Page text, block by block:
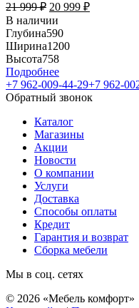
21 999₽ 20 999 ₽
В наличии
Глубина590
Ширина1200
Высота758
Подробнее
+7 962-009-44-29+7 962-
Обратный звонок
Каталог
Магазины
Акции
Новости
О компании
Услуги
Доставка
Способы оплаты
Кредит
Гарантия и возврат
Сборка мебели
Мы в соц. сетях
© 2026 «Мебель комфорт»